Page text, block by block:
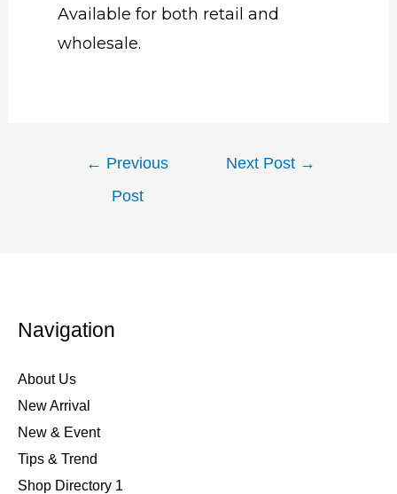
Available for both retail and
wholesale.
← Previous
Post
Next Post →
Navigation
About Us
New Arrival
New & Event
Tips & Trend
Shop Directory 1